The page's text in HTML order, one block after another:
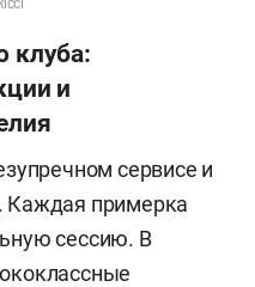
клуба:
и
сервисе и
Каждая примерка
сессию. В